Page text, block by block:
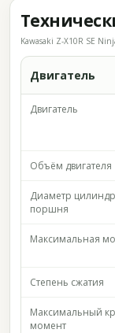
Kawasaki Z-X10R SE
Двигатель
Двигатель
Объём двигателя
Диаметр
поршня
Максимальная
Степень сжатия
Максимальный
момент